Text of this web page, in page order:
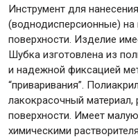
Инструмент для
(воднодисперсионные) на
поверхности. Изделие
Шубка изготовлена из
и надежной фиксацией
“приваривания”.
лакокрасочный материал,
поверхности. Имеет
химическими
Малярный
Пистолеты для
Инструмент для
Ещё 2